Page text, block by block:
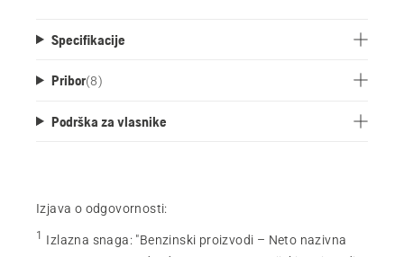
Specifikacije
Pribor(8)
Podrška za vlasnike
Izjava o odgovornosti:
1 Izlazna snaga: "Benzinski proizvodi – Neto nazivna